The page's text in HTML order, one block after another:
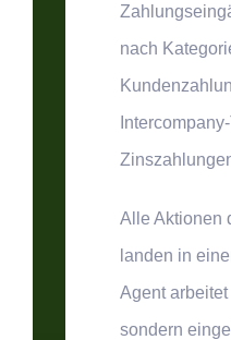
nach
Alle Aktionen
landen in
Agent
sondern